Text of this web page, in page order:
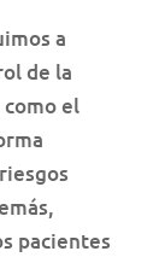
a
de la
el
pacientes